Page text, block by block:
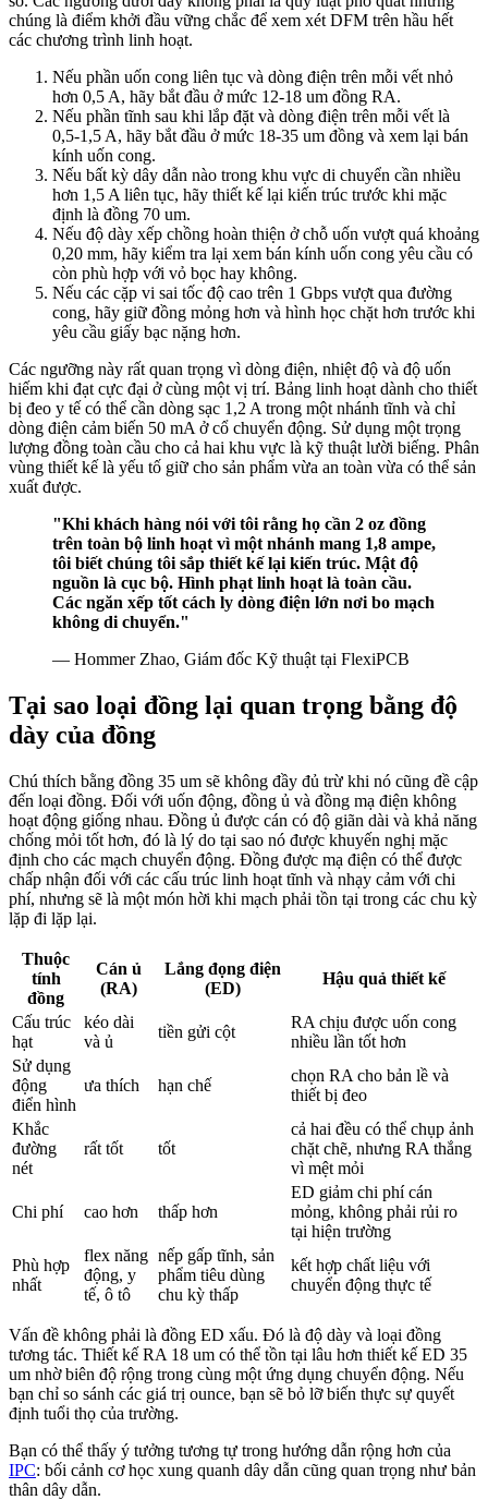
chúng là điểm khởi đầu vững chắc để xem xét DFM trên hầu hết
các chương trình linh hoạt.
Nếu phần uốn cong liên tục và dòng điện trên mỗi vết nhỏ
hơn 0,5 A, hãy bắt đầu ở mức 12-18 um đồng RA.
Nếu phần tĩnh sau khi lắp đặt và dòng điện trên mỗi vết là
0,5-1,5 A, hãy bắt đầu ở mức 18-35 um đồng và xem lại bán
kính uốn cong.
Nếu bất kỳ dây dẫn nào trong khu vực di chuyển cần nhiều
hơn 1,5 A liên tục, hãy thiết kế lại kiến ​​trúc trước khi mặc
định là đồng 70 um.
Nếu độ dày xếp chồng hoàn thiện ở chỗ uốn vượt quá khoảng
0,20 mm, hãy kiểm tra lại xem bán kính uốn cong yêu cầu có
còn phù hợp với vỏ bọc hay không.
Nếu các cặp vi sai tốc độ cao trên 1 Gbps vượt qua đường
cong, hãy giữ đồng mỏng hơn và hình học chặt hơn trước khi
yêu cầu giấy bạc nặng hơn.
Các ngưỡng này rất quan trọng vì dòng điện, nhiệt độ và độ uốn
hiếm khi đạt cực đại ở cùng một vị trí. Bảng linh hoạt dành cho thiết
bị đeo y tế có thể cần dòng sạc 1,2 A trong một nhánh tĩnh và chỉ
dòng điện cảm biến 50 mA ở cổ chuyển động. Sử dụng một trọng
lượng đồng toàn cầu cho cả hai khu vực là kỹ thuật lười biếng. Phân
vùng thiết kế là yếu tố giữ cho sản phẩm vừa an toàn vừa có thể sản
xuất được.
"Khi khách hàng nói với tôi rằng họ cần 2 oz đồng
trên toàn bộ linh hoạt vì một nhánh mang 1,8 ampe,
tôi biết chúng tôi sắp thiết kế lại kiến trúc. Mật độ
nguồn là cục bộ. Hình phạt linh hoạt là toàn cầu.
Các ngăn xếp tốt cách ly dòng điện lớn nơi bo mạch
không di chuyển."
— Hommer Zhao, Giám đốc Kỹ thuật tại FlexiPCB
Tại sao loại đồng lại quan trọng bằng độ
dày của đồng
Chú thích bằng đồng 35 um sẽ không đầy đủ trừ khi nó cũng đề cập
đến loại đồng. Đối với uốn động, đồng ủ và đồng mạ điện không
hoạt động giống nhau. Đồng ủ được cán có độ giãn dài và khả năng
chống mỏi tốt hơn, đó là lý do tại sao nó được khuyến nghị mặc
định cho các mạch chuyển động. Đồng được mạ điện có thể được
chấp nhận đối với các cấu trúc linh hoạt tĩnh và nhạy cảm với chi
phí, nhưng sẽ là một món hời khi mạch phải tồn tại trong các chu kỳ
lặp đi lặp lại.
Thuộc
tính
đồng
Cán ủ
(RA)
Lắng đọng điện
(ED)
Hậu quả thiết kế
Cấu trúc
hạt
kéo dài
và ủ
tiền gửi cột
RA chịu được uốn cong
nhiều lần tốt hơn
Sử dụng
động
điển hình
ưa thích hạn chế
chọn RA cho bản lề và
thiết bị đeo
Khắc
đường
nét
rất tốt tốt
cả hai đều có thể chụp ảnh
chặt chẽ, nhưng RA thắng
vì mệt mỏi
Chi phí cao hơn thấp hơn
ED giảm chi phí cán
mỏng, không phải rủi ro
tại hiện trường
Phù hợp
nhất
flex năng
động, y
tế, ô tô
nếp gấp tĩnh, sản
phẩm tiêu dùng
chu kỳ thấp
kết hợp chất liệu với
chuyển động thực tế
Vấn đề không phải là đồng ED xấu. Đó là độ dày và loại đồng
tương tác. Thiết kế RA 18 um có thể tồn tại lâu hơn thiết kế ED 35
um nhờ biên độ rộng trong cùng một ứng dụng chuyển động. Nếu
bạn chỉ so sánh các giá trị ounce, bạn sẽ bỏ lỡ biến thực sự quyết
định tuổi thọ của trường.
Bạn có thể thấy ý tưởng tương tự trong hướng dẫn rộng hơn của
IPC: bối cảnh cơ học xung quanh dây dẫn cũng quan trọng như bản
thân dây dẫn.